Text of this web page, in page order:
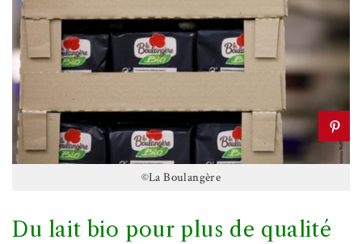
©La Boulangère
Du lait bio pour plus de qualité